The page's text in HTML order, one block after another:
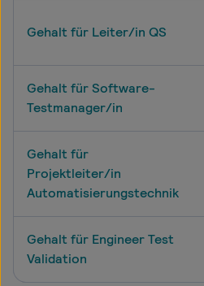
Gehalt für Leiter/in QS
Gehalt für Software-
Testmanager/in
Gehalt für
Projektleiter/in
Automatisierungstechnik
Gehalt für Engineer Test
Validation